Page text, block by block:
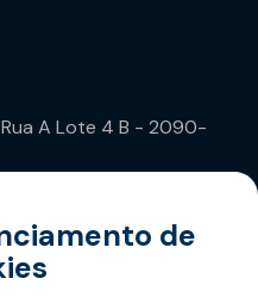
A Lote 4 B - 2090-